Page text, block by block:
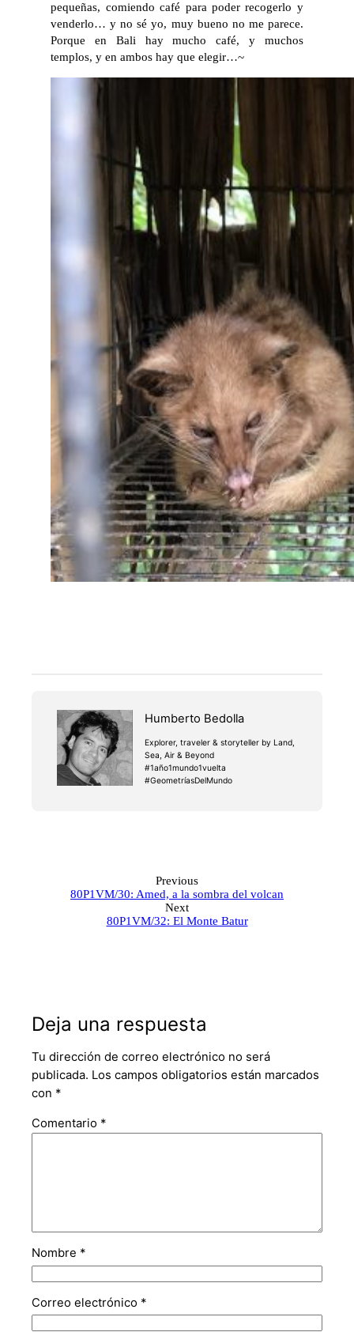
pequeñas, comiendo café para poder recogerlo y
venderlo… y no sé yo, muy bueno no me parece.
Porque en Bali hay mucho café, y muchos
templos, y en ambos hay que elegir…~
Humberto Bedolla
Explorer, traveler & storyteller by Land,
Sea, Air & Beyond
#1año1mundo1vuelta
#GeometríasDelMundo
Previous
80P1VM/30: Amed, a la sombra del volcan
Next
80P1VM/32: El Monte Batur
Deja una respuesta
Tu dirección de correo electrónico no será
publicada. Los campos obligatorios están marcados
con *
Comentario *
Nombre *
Correo electrónico *